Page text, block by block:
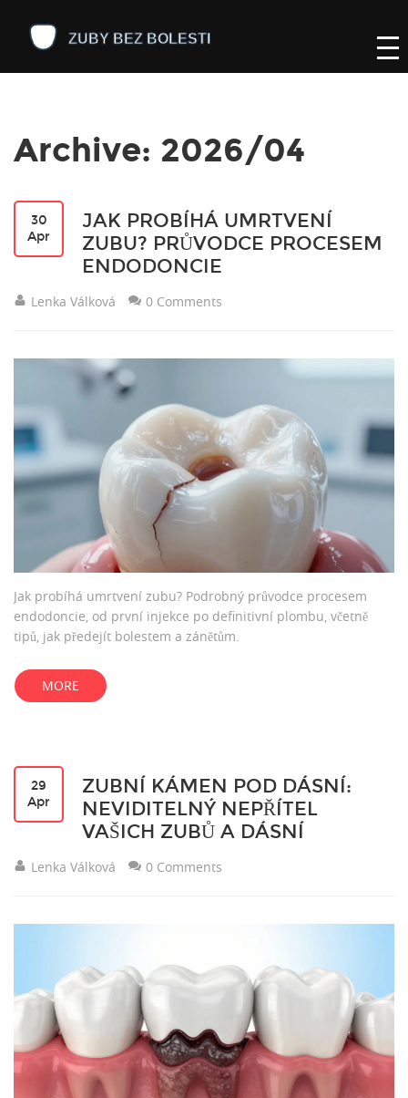
Archive: 2026/04
30
Apr
JAK PROBÍHÁ UMRTVENÍ
ZUBU? PRŮVODCE PROCESEM
ENDODONCIE
Lenka Válková 0 Comments
Jak probíhá umrtvení zubu? Podrobný průvodce procesem
endodoncie, od první injekce po definitivní plombu, včetně
tipů, jak předejít bolestem a zánětům.
MORE
29
Apr
ZUBNÍ KÁMEN POD DÁSNÍ:
NEVIDITELNÝ NEPŘÍTEL
VAŠICH ZUBŮ A DÁSNÍ
Lenka Válková 0 Comments